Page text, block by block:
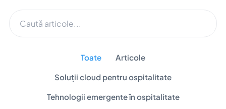
Toate Articole
Soluții cloud pentru ospitalitate
Tehnologii emergente în ospitalitate